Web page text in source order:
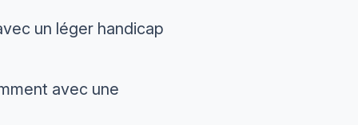
un léger handicap
avec une